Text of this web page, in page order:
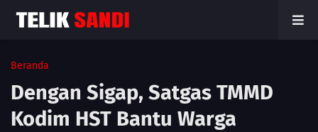
Beranda
Dengan Sigap, Satgas TMMD
Kodim HST Bantu Warga